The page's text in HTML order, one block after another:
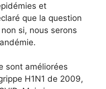
et
que la question
si, nous serons
sont améliorées
H1N1 de 2009,